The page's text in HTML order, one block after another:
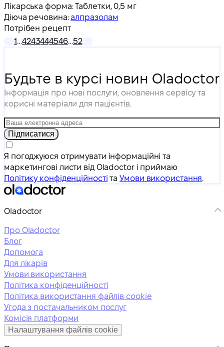
Лікарська форма:Таблетки, 0,5 мг
Діюча речовина:алпразолам
Потрібен рецепт
1…4243444546…52
Будьте в курсі новин Oladoctor
Інформація про нові послуги, оновлення сервісу та
корисні матеріали для пацієнтів.
Підписатися
Я погоджуюся отримувати інформаційні та
маркетингові листи від Oladoctor і приймаю
Політику конфіденційності таУмови використання.
Oladoctor
Про Oladoctor
Блог
Допомога
Для лікарів
Умови використання
Політика конфіденційності
Політика використання файлів cookie
Угода з постачальником послуг
Комісія платформи
Налаштування файлів cookie